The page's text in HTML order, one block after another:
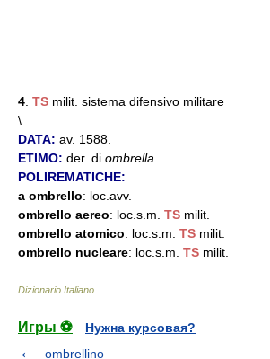
4 TS milit. sistema difensivo militare
\
DATA: av. 1588.
ETIMO: der. di ombrella
POLIREMATICHE:
a ombrello: loc.avv.
ombrello aereo: loc.s.m. TS milit.
ombrello atomico: loc.s.m. TS milit.
ombrello nucleare: loc.s.m. TS milit.
Dizionario Italiano
Игры ⚽
Нужна курсовая?
ombrellino